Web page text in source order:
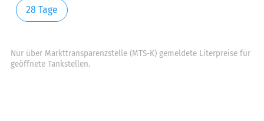
28 Tage
Nur über Markttransparenzstelle (MTS-K) gemeldete Literpreise für
geöffnete Tankstellen.